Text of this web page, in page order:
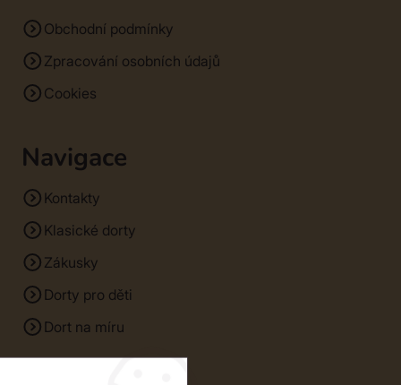
Obchodní podmínky
Zpracování osobních údajů
Cookies
Navigace
Kontakty
Klasické dorty
Zákusky
Dorty pro děti
Dort na míru